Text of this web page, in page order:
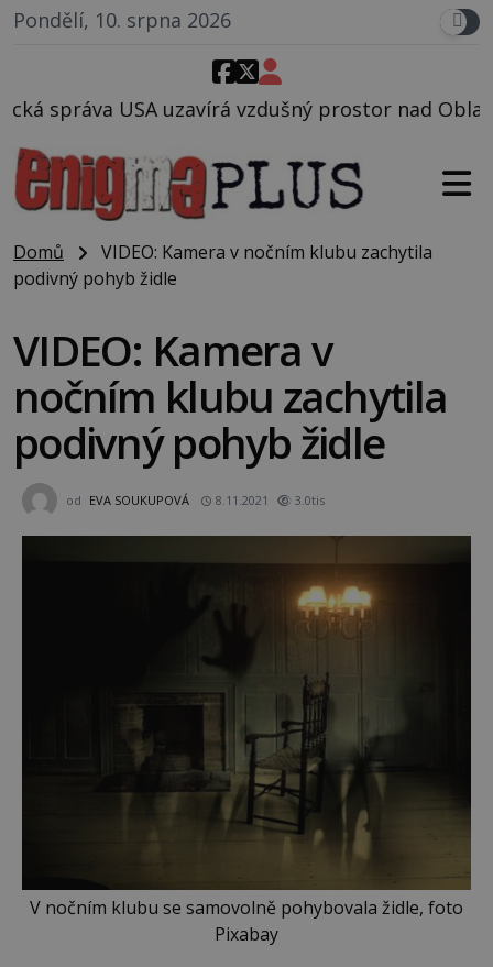
Pondělí, 10. srpna 2026
vzdušný prostor nad Oblastí 51, mohlo to
Domů
VIDEO: Kamera v nočním klubu zachytila
podivný pohyb židle
VIDEO: Kamera v
nočním klubu zachytila
podivný pohyb židle
od EVA SOUKUPOVÁ 8.11.2021 3.0tis
V nočním klubu se samovolně pohybovala židle, foto
Pixabay